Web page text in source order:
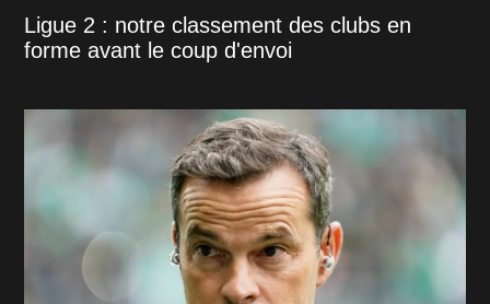
Ligue 2 : notre classement des clubs en
forme avant le coup d'envoi